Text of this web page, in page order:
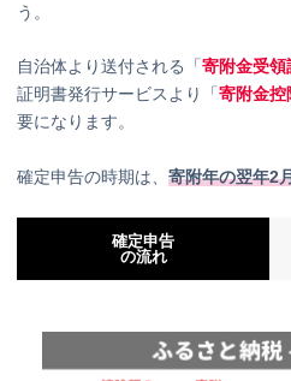
う。
自治体より送付される「寄附金受領
証明書発行サービスより「寄附金控
要になります。
確定申告の時期は、 寄附年の翌年2
確定申告
の流れ